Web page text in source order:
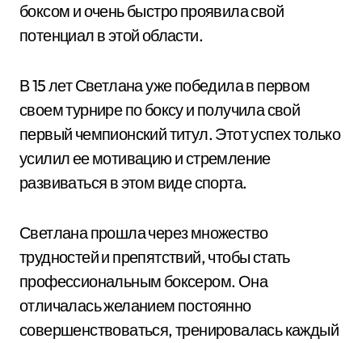
боксом и очень быстро проявила свой
потенциал в этой области.
В 15 лет Светлана уже победила в первом
своем турнире по боксу и получила свой
первый чемпионский титул. Этот успех только
усилил ее мотивацию и стремление
развиваться в этом виде спорта.
Светлана прошла через множество
трудностей и препятствий, чтобы стать
профессиональным боксером. Она
отличалась желанием постоянно
совершенствоваться, тренировалась каждый